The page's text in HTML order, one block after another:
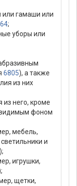
или гамаши или
;
уборы или
6805), а также
из них
из него, кроме
фоном
мебель,
и
игрушки,
щетки,